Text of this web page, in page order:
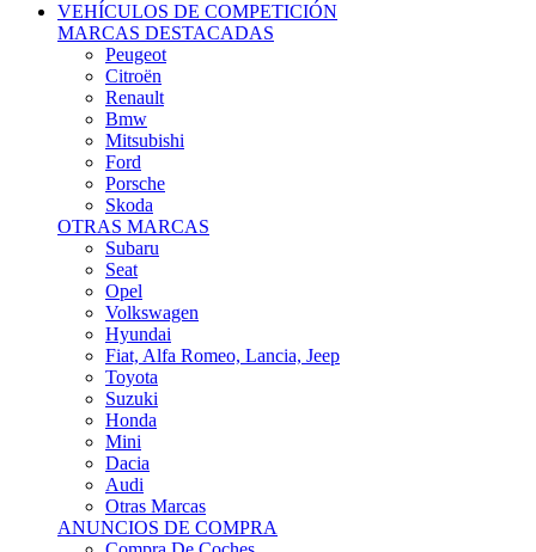
VEHÍCULOS DE COMPETICIÓN
MARCAS DESTACADAS
Peugeot
Citroën
Renault
Bmw
Mitsubishi
Ford
Porsche
Skoda
OTRAS MARCAS
Subaru
Seat
Opel
Volkswagen
Hyundai
Fiat, Alfa Romeo, Lancia, Jeep
Toyota
Suzuki
Honda
Mini
Dacia
Audi
Otras Marcas
ANUNCIOS DE COMPRA